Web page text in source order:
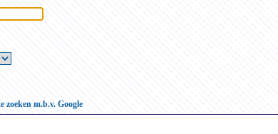
zoeken m.b.v. Google